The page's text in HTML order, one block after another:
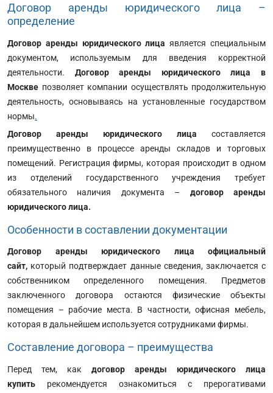
Договор аренды юридического лица –
определение
Договор аренды юридического лицаявляется специальным
документом, используемым для введения корректной
деятельности. Договор аренды юридического лица в
Москве позволяет компании осуществлять продолжительную
деятельность, основываясь на установленные государством
нормы.
Договор аренды юридического лица составляется
преимущественно в процессе аренды складов и торговых
помещений. Регистрация фирмы, которая происходит в одном
из отделений государственного учреждения требует
обязательного наличия документа – договор аренды
юридического лица.
Особенности в составлении документации
Договор аренды юридического лица официальный
сайт, который подтверждает данные сведения, заключается с
собственником определенного помещения. Предметов
заключенного договора остаются физические объекты
помещения – рабочие места. В частности, офисная мебель,
которая в дальнейшем используется сотрудниками фирмы.
Составление договора – преимущества
Перед тем, как договор аренды юридического лица
купить рекомендуется ознакомиться с прерогативами